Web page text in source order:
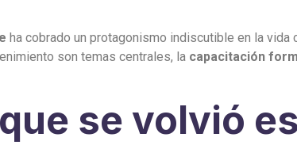
ha cobrado un protagonismo indiscutible en la
son temas centrales, la capacitación
se volvió